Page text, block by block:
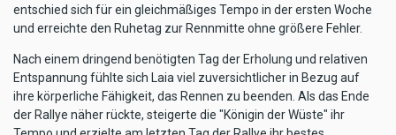
entschied sich für ein gleichmäßiges Tempo in der ersten Woche
und erreichte den Ruhetag zur Rennmitte ohne größere Fehler.
Nach einem dringend benötigten Tag der Erholung und relativen
Entspannung fühlte sich Laia viel zuversichtlicher in Bezug auf
ihre körperliche Fähigkeit, das Rennen zu beenden. Als das Ende
der Rallye näher rückte, steigerte die "Königin der Wüste" ihr